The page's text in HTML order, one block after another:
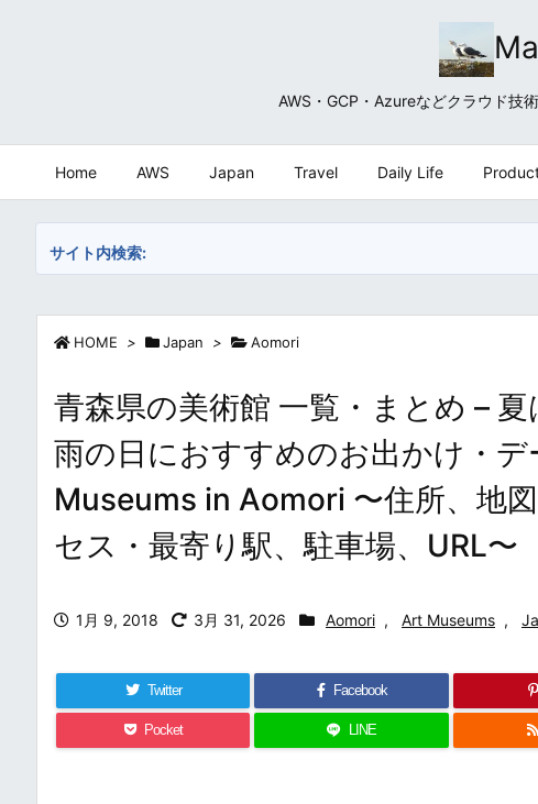
AWS・GCP・Azureなどクラウド技
Home AWS Japan Travel Daily Life
サイト内検索:
HOME > Japan > Aomori
青森県の美術館 一覧・まとめ –
雨の日におすすめのお出かけ・
Museums in Aomori 〜住所、地
セス・最寄り駅、駐車場、URL〜
1月 9, 2018 3月 31, 2026 Aomori , Art Museums ,
Twitter Facebook
Pocket LINE